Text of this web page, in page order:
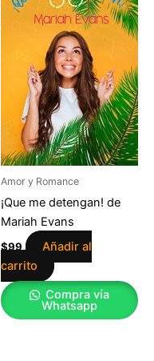
Amor y Romance
¡Que me detengan! de
Mariah Evans
$99
Añadir al
carrito
Compra vía
Whatsapp